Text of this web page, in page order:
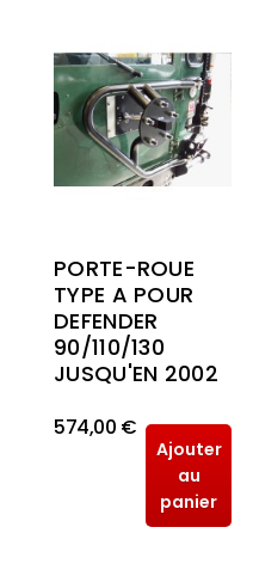
PORTE-ROUE
TYPE A POUR
DEFENDER
90/110/130
JUSQU'EN 2002
574,00 €
Ajouter
au
panier